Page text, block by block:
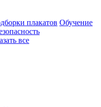
плакатов Обучение
все